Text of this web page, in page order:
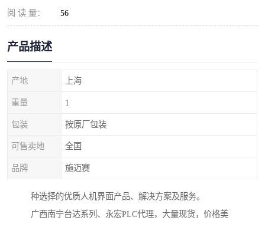
阅 读 量： 56
产品描述
产地 上海
重量 1
包装 按原厂包装
可售卖地 全国
品牌 施迈赛
种选择的优质人机界面产品、解决方案及服务。
广西南宁台达系列、永宏PLC代理，大量现货，价格美